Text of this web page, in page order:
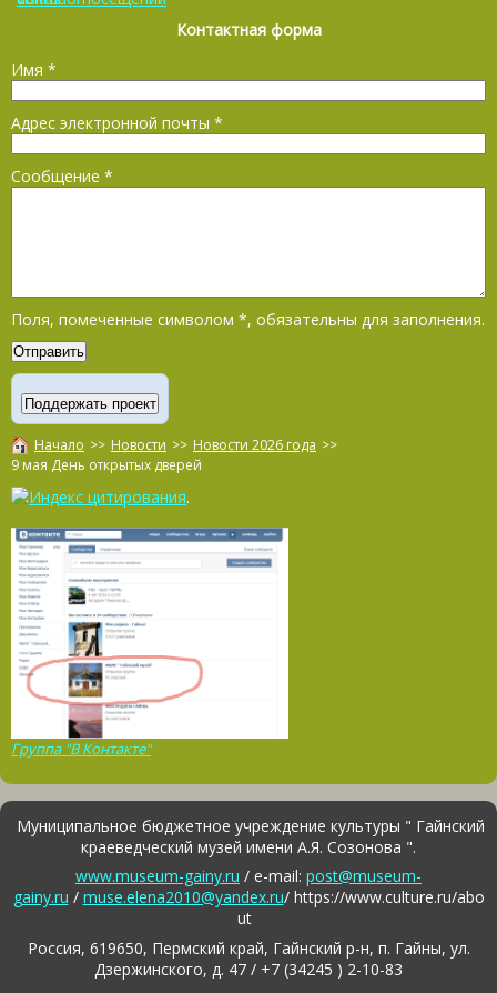
Контактная форма
Имя *
Адрес электронной почты *
Сообщение *
Поля, помеченные символом *, обязательны для заполнения.
Начало >> Новости >> Новости 2026 года >>
9 мая День открытых дверей
.
Группа "В Контакте"
Муниципальное бюджетное учреждение культуры " Гайнский
краеведческий музей имени А.Я. Созонова ".
www.museum-gainy.ru / e-mail: post@museum-
gainy.ru / muse.elena2010@yandex.ru/ https://www.culture.ru/abo
ut
Россия, 619650, Пермский край, Гайнский р-н, п. Гайны, ул.
Дзержинского, д. 47 / +7 (34245 ) 2-10-83